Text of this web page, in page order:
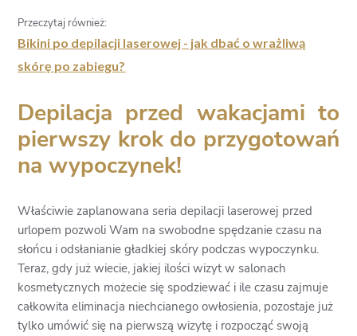
Przeczytaj również:
Bikini po depilacji laserowej - jak dbać o wrażliwą
skórę po zabiegu?
Depilacja przed wakacjami to
pierwszy krok do przygotowań
na wypoczynek!
Właściwie zaplanowana seria depilacji laserowej przed
urlopem pozwoli Wam na swobodne spędzanie czasu na
słońcu i odsłanianie gładkiej skóry podczas wypoczynku.
Teraz, gdy już wiecie, jakiej ilości wizyt w salonach
kosmetycznych możecie się spodziewać i ile czasu zajmuje
całkowita eliminacja niechcianego owłosienia, pozostaje już
tylko umówić się na pierwszą wizytę i rozpocząć swoją